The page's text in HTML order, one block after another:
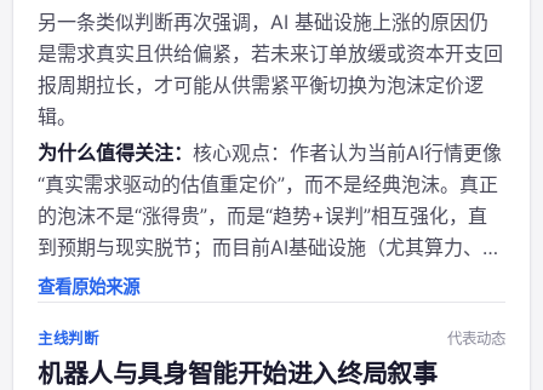
另一条类似判断再次强调，AI 基础设施上涨的原因仍
是需求真实且供给偏紧，若未来订单放缓或资本开支回
报周期拉长，才可能从供需紧平衡切换为泡沫定价逻
辑。
为什么值得关注： 核心观点：作者认为当前AI行情更像
“真实需求驱动的估值重定价”，而不是经典泡沫。真正
的泡沫不是“涨得贵”，而是“趋势+误判”相互强化，直
到预期与现实脱节；而目前AI基础设施（尤其算力、内
存、网络）上涨，主要因为供给仍然不足，需求是真实
存在的。 作者背景和立场：@citrini 是偏宏观/交易视
角的市场评论者，常用“市场...
查看原始来源
主线判断 代表动态
机器人与具身智能开始进入终局叙事